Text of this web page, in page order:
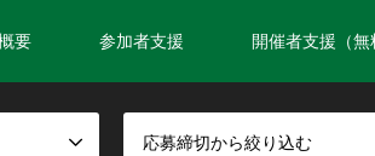
要 参加者支援 開催者支援（無
応募締切から絞り込む